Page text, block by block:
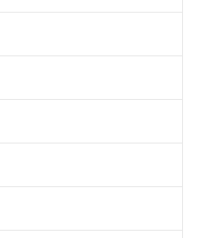
に対応した製品に切り替える予
含有に非対応の商品で、対応品
含有の対応状況を調査中または
質有無と関係のない商品です。
ものが、含有品と判明した場